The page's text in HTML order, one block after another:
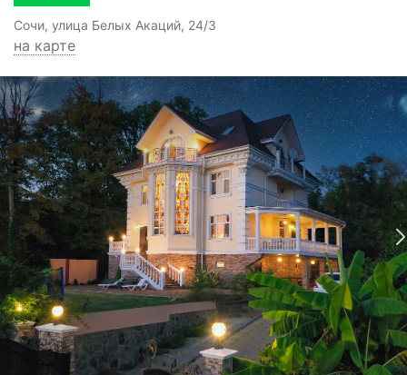
Сочи, улица Белых Акаций, 24/3
на карте